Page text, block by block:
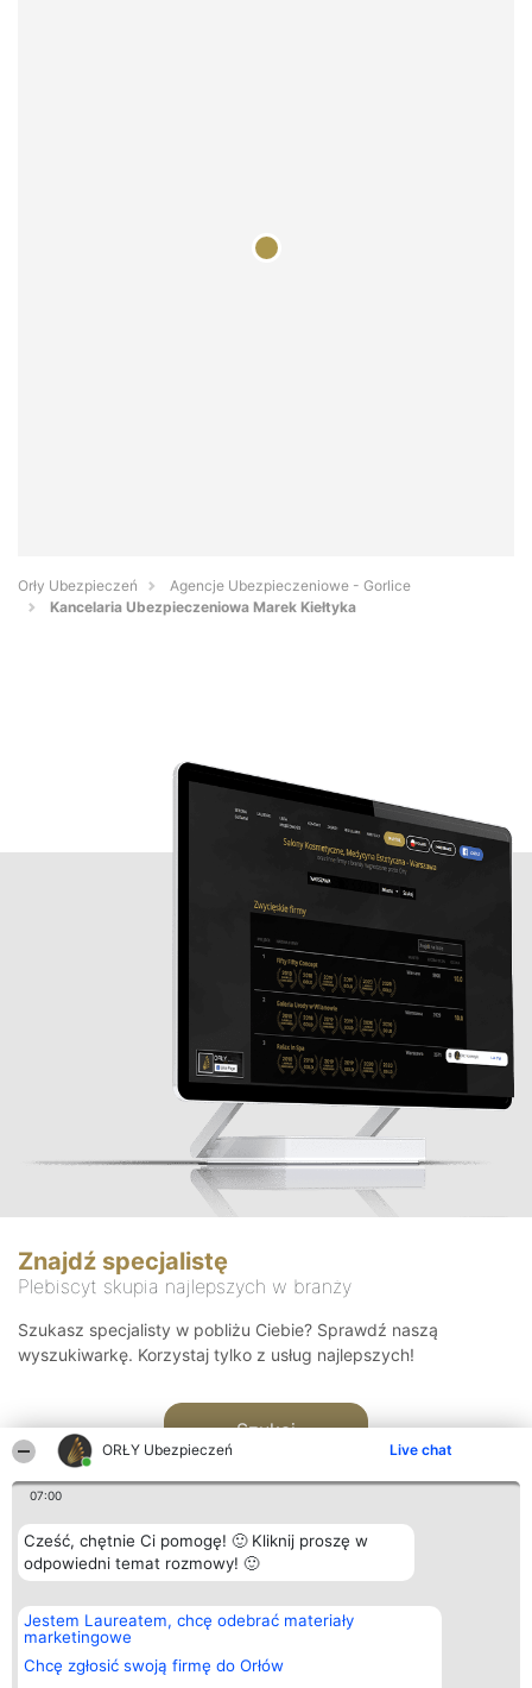
ORŁY Ubezpieczeń Live chat
07:00
Cześć, chętnie Ci pomogę! 🙂 Kliknij proszę w
odpowiedni temat rozmowy! 🙂
Jestem Laureatem, chcę odebrać materiały
marketingowe
Chcę zgłosić swoją firmę do Orłów
Orły Ubezpieczeń
Agencje Ubezpieczeniowe - Gorlice
Kancelaria Ubezpieczeniowa Marek Kiełtyka
Znajdź specjalistę
Plebiscyt skupia najlepszych w branży
Szukasz specjalisty w pobliżu Ciebie? Sprawdź naszą
wyszukiwarkę. Korzystaj tylko z usług najlepszych!
Szukaj
Organizator plebiscytu
Bright Side Solutions sp. z o.
o. sp. k.
ul. Ruska 22
Wrocław 50-079
Plebiscyt
Laureaci
wszystkich
Laureatów
Kontakt
Kontakt